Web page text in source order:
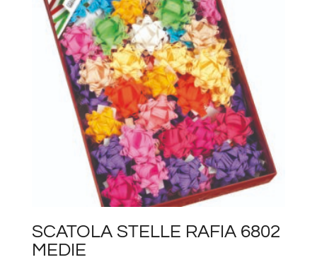
SCATOLA STELLE RAFIA 6802
MEDIE